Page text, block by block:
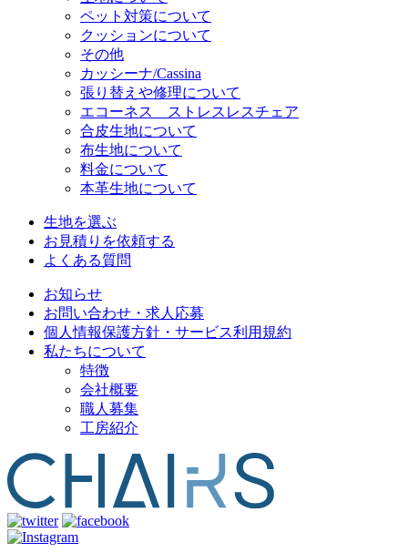
ペット対策について
クッションについて
その他
カッシーナ/Cassina
張り替えや修理について
エコーネス ストレスレスチェア
合皮生地について
布生地について
料金について
本革生地について
生地を選ぶ
お見積りを依頼する
よくある質問
お知らせ
お問い合わせ・求人応募
個人情報保護方針・サービス利用規約
私たちについて
特徴
会社概要
職人募集
工房紹介